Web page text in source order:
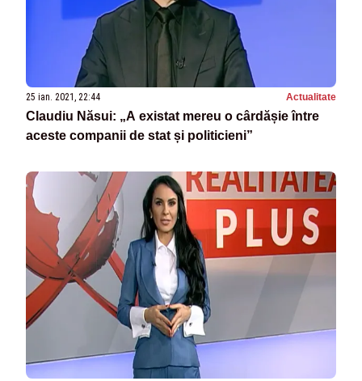
25 ian. 2021, 22:44 Actualitate
Claudiu Năsui: „A existat mereu o cârdășie între
aceste companii de stat și politicieni”